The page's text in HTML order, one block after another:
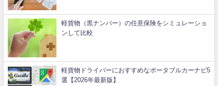
軽貨物（黒ナンバー）の任意保険をシミュレーショ
ンして比較
軽貨物ドライバーにおすすめなポータブルカーナビ5
選【2026年最新版】